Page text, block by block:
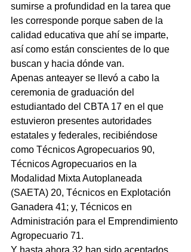
sumirse a profundidad en la tarea que
les corresponde porque saben de la
calidad educativa que ahí se imparte,
así como están conscientes de lo que
buscan y hacia dónde van.
Apenas anteayer se llevó a cabo la
ceremonia de graduación del
estudiantado del CBTA 17 en el que
estuvieron presentes autoridades
estatales y federales, recibiéndose
como Técnicos Agropecuarios 90,
Técnicos Agropecuarios en la
Modalidad Mixta Autoplaneada
(SAETA) 20, Técnicos en Explotación
Ganadera 41; y, Técnicos en
Administración para el Emprendimiento
Agropecuario 71.
Y hasta ahora 32 han sido aceptados